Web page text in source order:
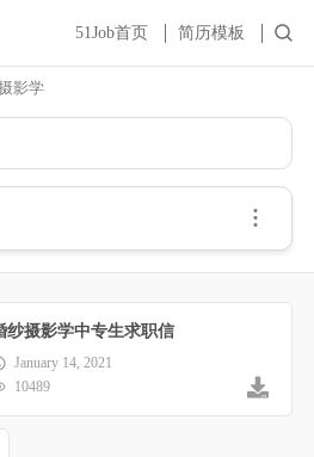
51Job首页 简历模板
影学
纱摄影学中专生求职信
January 14, 2021
10489